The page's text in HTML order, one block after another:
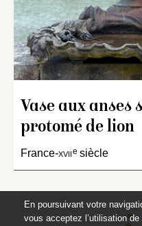
Vase aux anses
protomé de lion
France-xviie siècle
En poursuivant votre
vous acceptez l’utilisation